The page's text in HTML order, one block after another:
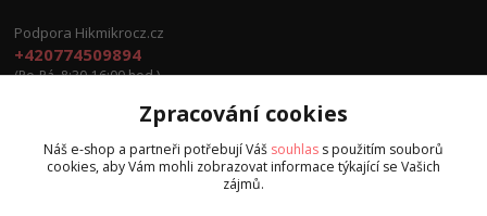
Podpora Hikmikrocz.cz
+420774509894
(Po-Pá, 8:30-16:00 hod.)
info@hikmicrocz.cz
Zpracování cookies
Náš e-shop a partneři potřebují Váš souhlas s použitím souborů
cookies, aby Vám mohli zobrazovat informace týkající se Vašich
zájmů.